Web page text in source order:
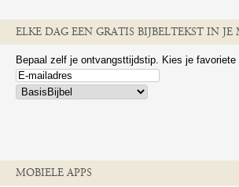
ELKE DAG EEN GRATIS BIJBELTEKST IN JE
Bepaal zelf je ontvangsttijdstip. Kies je favoriete
MOBIELE APPS